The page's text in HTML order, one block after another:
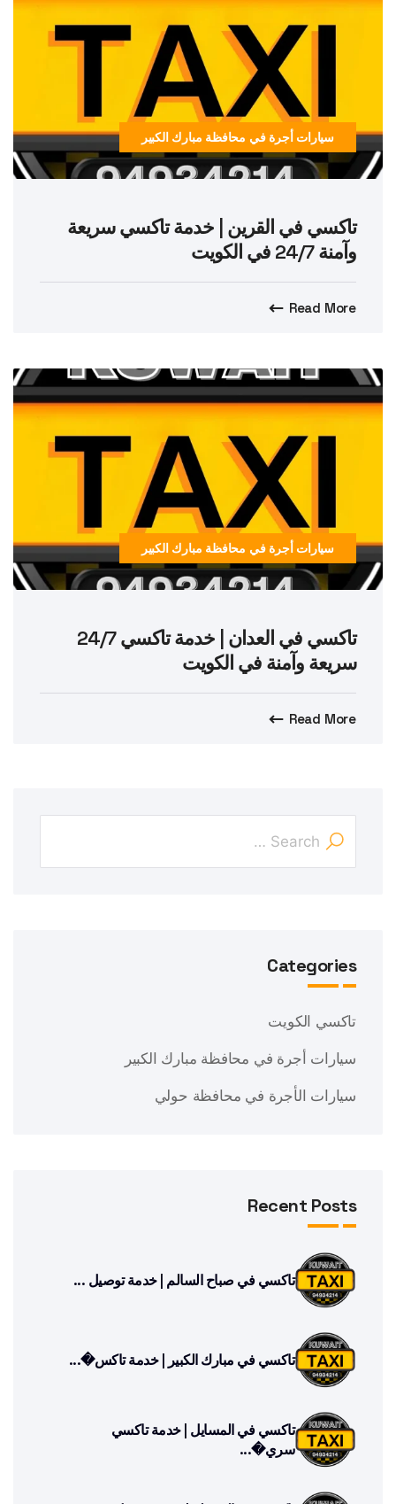
سيارات أجرة في محافظة مبارك الكبير
تاكسي في القرين | خدمة تاكسي سريعة
وآمنة 24/7 في الكويت
Read More
سيارات أجرة في محافظة مبارك الكبير
تاكسي في العدان | خدمة تاكسي 24/7
سريعة وآمنة في الكويت
Read More
Categories
تاكسي الكويت
سيارات أجرة في محافظة مبارك الكبير
سيارات الأجرة في محافظة حولي
Recent Posts
تاكسي في صباح السالم | خدمة توصيل ...
تاكسي في مبارك الكبير | خدمة تاكس�...
تاكسي في المسايل | خدمة تاكسي
سري�...